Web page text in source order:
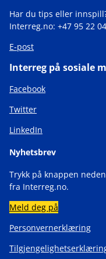
Har du tips eller
Interreg.no: +47 95 22
E-post
Interreg på sosiale
Facebook
Twitter
LinkedIn
Nyhetsbrev
Trykk på knappen
fra Interreg.no.
Meld deg på
Personvernerklæring